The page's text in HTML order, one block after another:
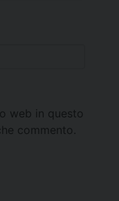
web in questo
commento.